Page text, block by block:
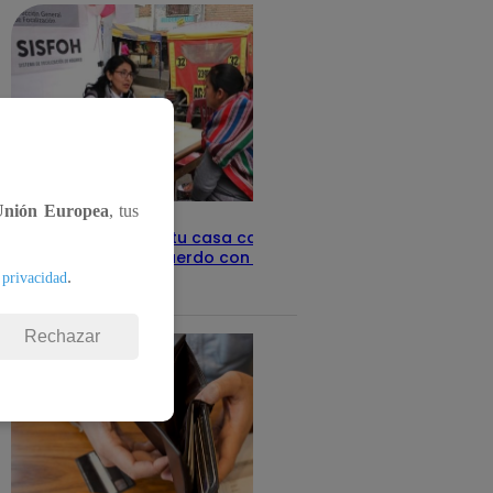
Revisa con tu DNI si tu casa califica
como pobre, de acuerdo con el Sisfoh
Europea, tus
.
Rechazar